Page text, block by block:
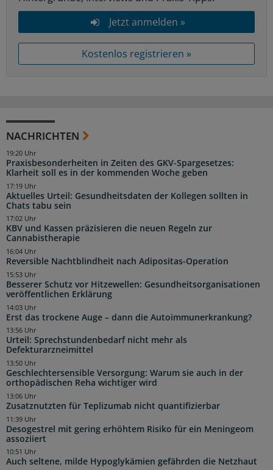
Jetzt anmelden »
Kostenlos registrieren »
NACHRICHTEN
Praxisbesonderheiten in Zeiten des GKV-Spargesetzes:
Klarheit soll es in der kommenden Woche geben
19:20 Uhr
Aktuelles Urteil: Gesundheitsdaten der Kollegen sollten in
Chats tabu sein
17:19 Uhr
KBV und Kassen präzisieren die neuen Regeln zur
Cannabistherapie
17:02 Uhr
Reversible Nachtblindheit nach Adipositas-Operation
16:04 Uhr
Besserer Schutz vor Hitzewellen: Gesundheitsorganisationen
veröffentlichen Erklärung
15:53 Uhr
Erst das trockene Auge – dann die Autoimmunerkrankung?
14:03 Uhr
Urteil: Sprechstundenbedarf nicht mehr als
Defekturarzneimittel
13:56 Uhr
Geschlechtersensible Versorgung: Warum sie auch in der
orthopädischen Reha wichtiger wird
13:50 Uhr
Zusatznutzten für Teplizumab nicht quantifizierbar
13:06 Uhr
Desogestrel mit gering erhöhtem Risiko für ein Meningeom
assoziiert
11:39 Uhr
Auch seltene, milde Hypoglykämien gefährden die Netzhaut
10:51 Uhr